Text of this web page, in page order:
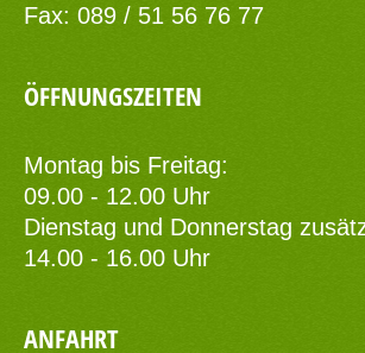
Fax: 089 / 51 56 76 77
ÖFFNUNGSZEITEN
Montag bis Freitag:
09.00 - 12.00 Uhr
Dienstag und Donnerstag
14.00 - 16.00 Uhr
ANFAHRT